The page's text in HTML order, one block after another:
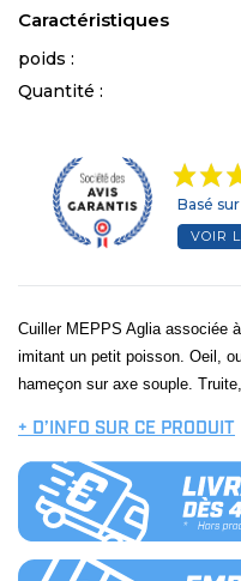
Caractéristiques
poids :
Quantité :
Basé
VOIR
Cuiller MEPPS Aglia associée
imitant un petit poisson. Oeil,
hameçon sur axe souple.
+ D’INFO SUR CE PRODUIT